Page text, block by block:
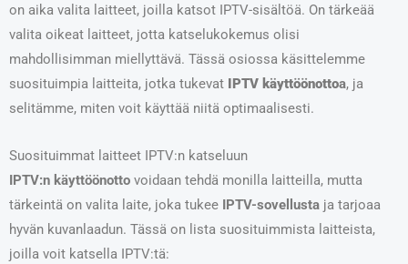
on aika valita laitteet, joilla katsot IPTV-sisältöä. On tärkeää
valita oikeat laitteet, jotta katselukokemus olisi
mahdollisimman miellyttävä. Tässä osiossa käsittelemme
suosituimpia laitteita, jotka tukevat IPTV käyttöönottoa, ja
selitämme, miten voit käyttää niitä optimaalisesti.
Suosituimmat laitteet IPTV:n katseluun
IPTV:n käyttöönotto voidaan tehdä monilla laitteilla, mutta
tärkeintä on valita laite, joka tukee
IPTV-sovellusta ja tarjoaa
hyvän kuvanlaadun. Tässä on lista suosituimmista laitteista,
joilla voit katsella IPTV:tä: